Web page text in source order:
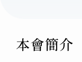
本會簡介